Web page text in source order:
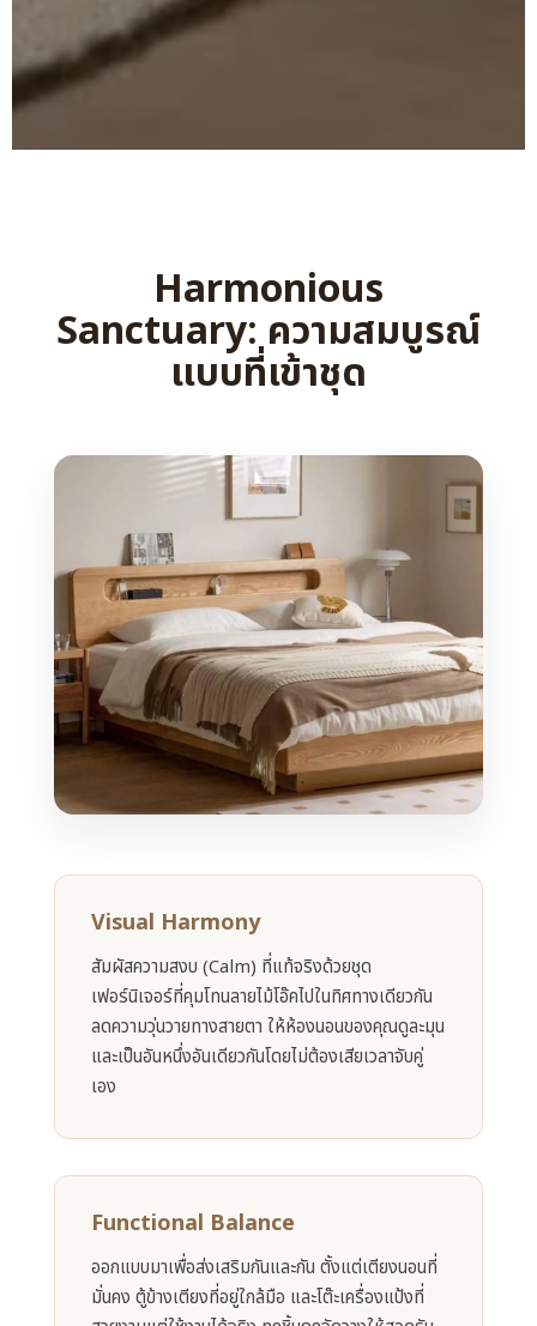
Harmonious
Sanctuary: ความสมบูรณ์
แบบที่เข้าชุด
Visual Harmony
สัมผัสความสงบ (Calm) ที่แท้จริงด้วยชุด
เฟอร์นิเจอร์ที่คุมโทนลายไม้โอ๊คไปในทิศทางเดียวกัน
ลดความวุ่นวายทางสายตา ให้ห้องนอนของคุณดูละมุน
และเป็นอันหนึ่งอันเดียวกันโดยไม่ต้องเสียเวลาจับคู่
เอง
Functional Balance
ออกแบบมาเพื่อส่งเสริมกันและกัน ตั้งแต่เตียงนอนที่
มั่นคง ตู้ข้างเตียงที่อยู่ใกล้มือ และโต๊ะเครื่องแป้งที่